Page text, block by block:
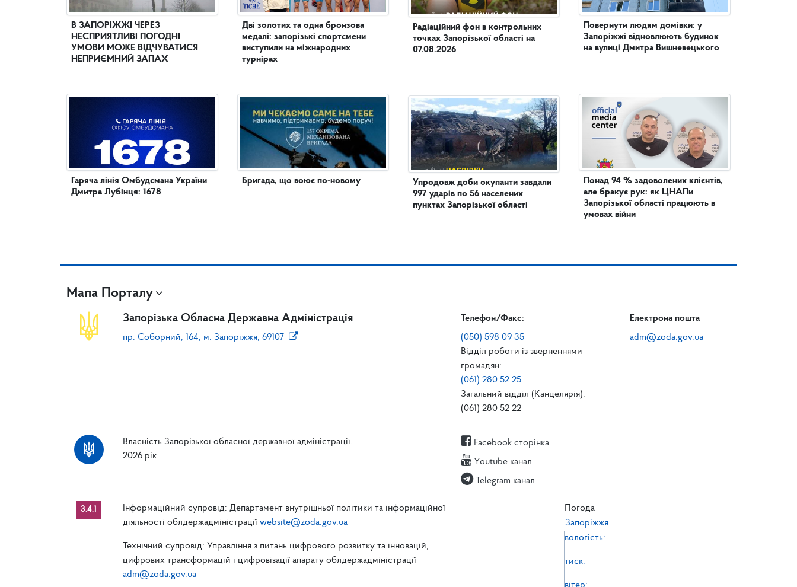
В ЗАПОРІЖЖІ ЧЕРЕЗ
НЕСПРИЯТЛИВІ ПОГОДНІ
УМОВИ МОЖЕ ВІДЧУВАТИСЯ
НЕПРИЄМНИЙ ЗАПАХ
Гаряча лінія Омбудсмана України
Дмитра Лубінця: 1678
Дві золотих та одна бронзова
медалі: запорізькі спортсмени
виступили на міжнародних
турнірах
Бригада, що воює по-новому
Радіаційний фон в контрольних
точках Запорізької області на
07.08.2026
Упродовж доби окупанти завдали
997 ударів по 56 населених
пунктах Запорізької області
Повернути людям домівки: у
Запоріжжі відновлюють будинок
на вулиці Дмитра Вишневецького
Понад 94 % задоволених клієнтів,
але бракує рук: як ЦНАПи
Запорізької області працюють в
умовах війни
Мапа Порталу
Запорізька Обласна Державна Адміністрація
пр. Соборний, 164, м. Запоріжжя, 69107
Телефон/Факс:
(050) 598 09 35
Відділ роботи із зверненнями
громадян:
(061) 280 52 25
Загальний відділ (Канцелярія):
(061) 280 52 22
Електрона пошта
adm@zoda.gov.ua
Власність Запорізької обласної державної адміністрації.
2026 рік
Facebook сторінка
Youtube канал
Telegram канал
3.4.1
Інформаційний супровід: Департамент внутрішньої політики та інформаційної
діяльності облдержадміністрації website@zoda.gov.ua
Технічний супровід: Управління з питань цифрового розвитку та інновацій,
цифрових трансформацій і цифровізації апарату облдержадміністрації
adm@zoda.gov.ua
Погода
Запоріжжя
вологість:
тиск:
вітер: